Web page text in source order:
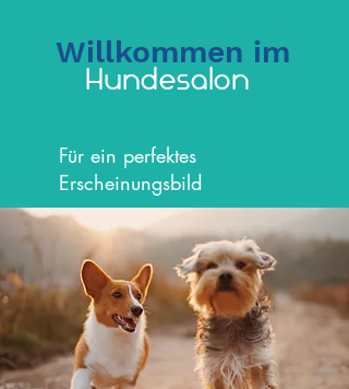
Willkommen im
Hundesalon
Für ein perfektes
Erscheinungsbild